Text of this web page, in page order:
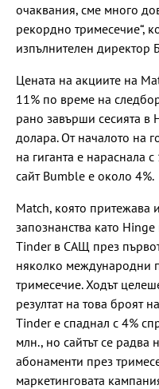
очаквания, сме много
рекордно тримесечие“,
изпълнителен директор
Цената на акциите на
11% по време на
рано завърши сесията
долара. От началото на
на гиганта е нараснала
сайт Bumble е около 4%.
Match, която притежава
запознанства като
Tinder в САЩ през
няколко международни
тримесечие. Ходът
резултат на това броят
Tinder е спаднал с 4%
млн., но сайтът се радва
абонаменти през
маркетинговата